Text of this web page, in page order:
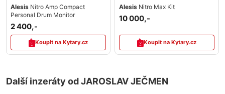
Alesis Nitro Amp Compact
Personal Drum Monitor
2 400,-
Koupit na Kytary.cz
Alesis Nitro Max Kit
10 000,-
Koupit na Kytary.cz
Další inzeráty od JAROSLAV JEČMEN